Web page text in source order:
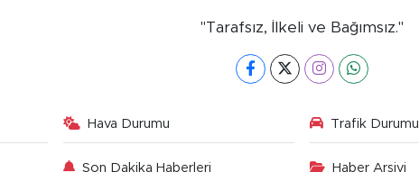
"Tarafsız, İlkeli ve Bağımsız."
Hava Durumu Trafik Durumu
Son Dakika Haberleri Haber Arşivi